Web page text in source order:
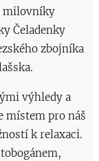
milovníky
Čeladenky
zbojníka
výhledy a
místem pro náš
k relaxaci.